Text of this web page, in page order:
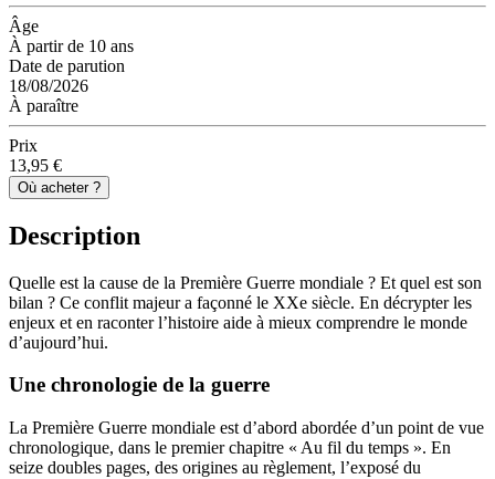
Âge
À partir de 10 ans
Date de parution
18/08/2026
À paraître
Prix
13,95 €
Où acheter ?
Description
Quelle est la cause de la Première Guerre mondiale ? Et quel est son
bilan ? Ce conflit majeur a façonné le XXe siècle. En décrypter les
enjeux et en raconter l’histoire aide à mieux comprendre le monde
d’aujourd’hui.
Une chronologie de la guerre
La Première Guerre mondiale est d’abord abordée d’un point de vue
chronologique, dans le premier chapitre « Au fil du temps ». En
seize doubles pages, des origines au règlement, l’exposé du